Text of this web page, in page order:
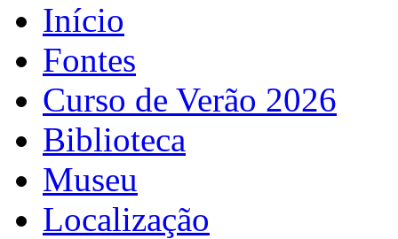
Início
Fontes
Curso de Verão 2026
Biblioteca
Museu
Localização